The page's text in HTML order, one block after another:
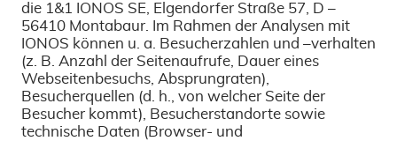
die 1&1 IONOS SE, Elgendorfer Straße 57, D –
56410 Montabaur. Im Rahmen der Analysen mit
IONOS können u. a. Besucherzahlen und –verhalten
(z. B. Anzahl der Seitenaufrufe, Dauer eines
Webseitenbesuchs, Absprungraten),
Besucherquellen (d. h., von welcher Seite der
Besucher kommt), Besucherstandorte sowie
technische Daten (Browser- und